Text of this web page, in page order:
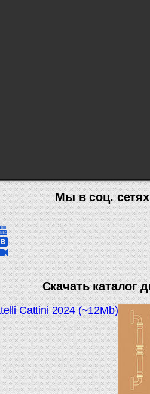
Мы в соц.
Скачать каталог
Cattini 2024 (~12Mb)